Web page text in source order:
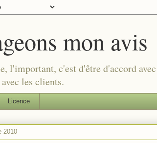
mon avis
l'important, c'est d'être d'accord
les clients.
Licence
2010